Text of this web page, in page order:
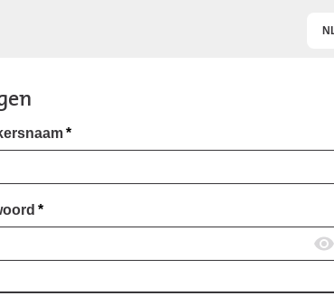
*
*